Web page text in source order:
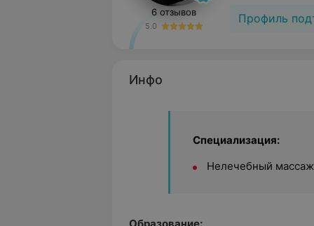
6 отзывов
5.0
Профиль
Инфо
Специализация:
Нелечебный